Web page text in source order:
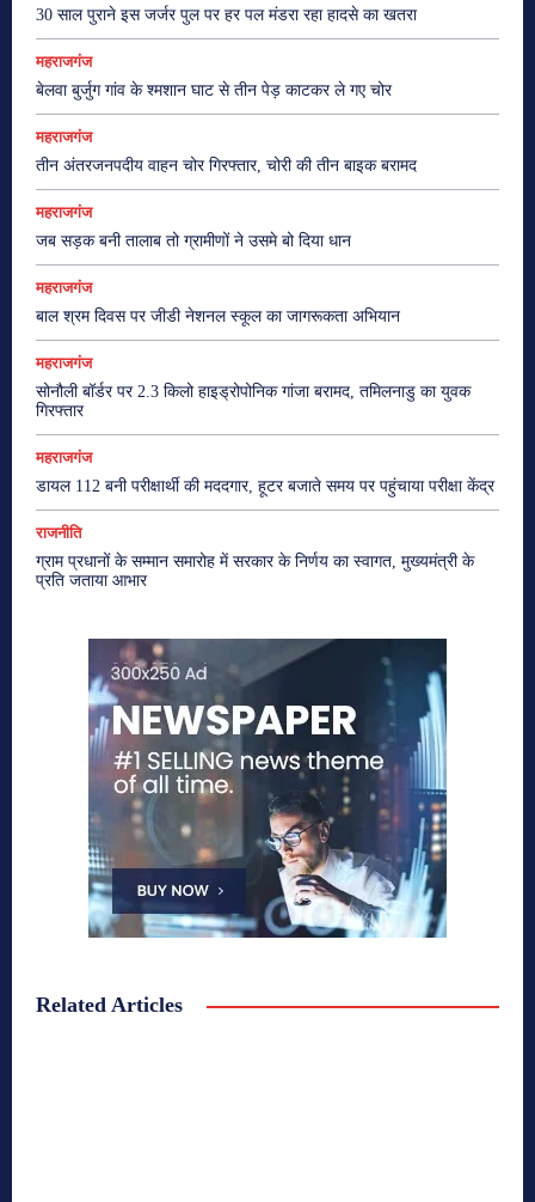
30 साल पुराने इस जर्जर पुल पर हर पल मंडरा रहा हादसे का खतरा
महराजगंज
बेलवा बुर्जुग गांव के श्मशान घाट से तीन पेड़ काटकर ले गए चोर
महराजगंज
तीन अंतरजनपदीय वाहन चोर गिरफ्तार, चोरी की तीन बाइक बरामद
महराजगंज
जब सड़क बनी तालाब तो ग्रामीणों ने उसमे बो दिया धान
महराजगंज
बाल श्रम दिवस पर जीडी नेशनल स्कूल का जागरूकता अभियान
महराजगंज
सोनौली बॉर्डर पर 2.3 किलो हाइड्रोपोनिक गांजा बरामद, तमिलनाडु का युवक
गिरफ्तार
महराजगंज
डायल 112 बनी परीक्षार्थी की मददगार, हूटर बजाते समय पर पहुंचाया परीक्षा केंद्र
राजनीति
ग्राम प्रधानों के सम्मान समारोह में सरकार के निर्णय का स्वागत, मुख्यमंत्री के
प्रति जताया आभार
Related Articles